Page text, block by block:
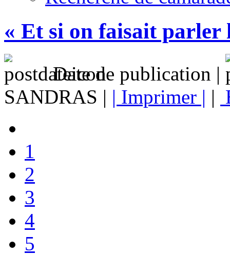
« Et si on faisait parler
Date de publication |
SANDRAS | | Imprimer | |
1
2
3
4
5